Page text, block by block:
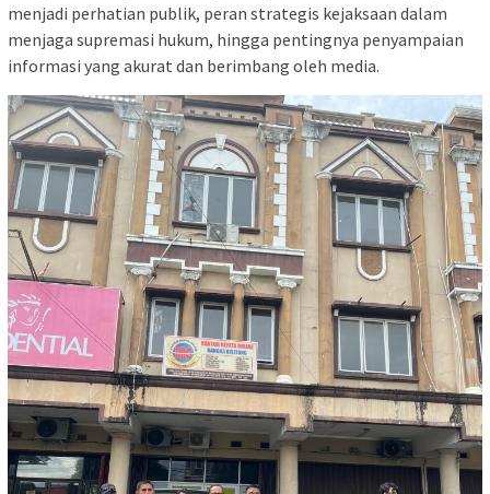
menjadi perhatian publik, peran strategis kejaksaan dalam
menjaga supremasi hukum, hingga pentingnya penyampaian
informasi yang akurat dan berimbang oleh media.